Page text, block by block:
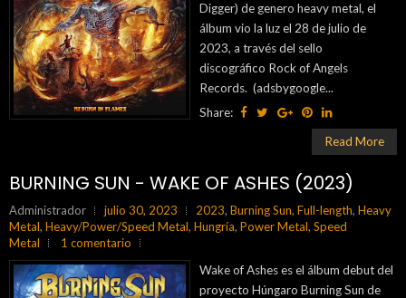
Digger) de genero heavy metal, el
álbum vio la luz el 28 de julio de
2023, a través del sello
discográfico Rock of Angels
Records. (adsbygoogle...
Share:
Read More
BURNING SUN - WAKE OF ASHES (2023)
Administrador julio 30, 2023 2023, Burning Sun, Full-length, Heavy
Metal, Heavy/Power/Speed Metal, Hungría, Power Metal, Speed
Metal
1 comentario
Wake of Ashes es el álbum debut del
proyecto Húngaro Burning Sun de